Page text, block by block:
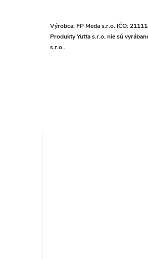
Výrobca: FP Meda s.r.o. IČO:
Produkty Yutta s.r.o. nie sú
s.r.o..